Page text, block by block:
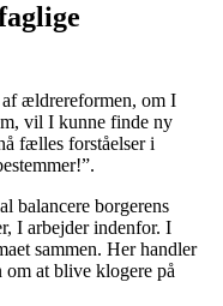
ældrereformen, om I
vil I kunne finde ny
fælles forståelser i
balancere borgerens
I arbejder indenfor. I
sammen. Her handler
om at blive klogere på